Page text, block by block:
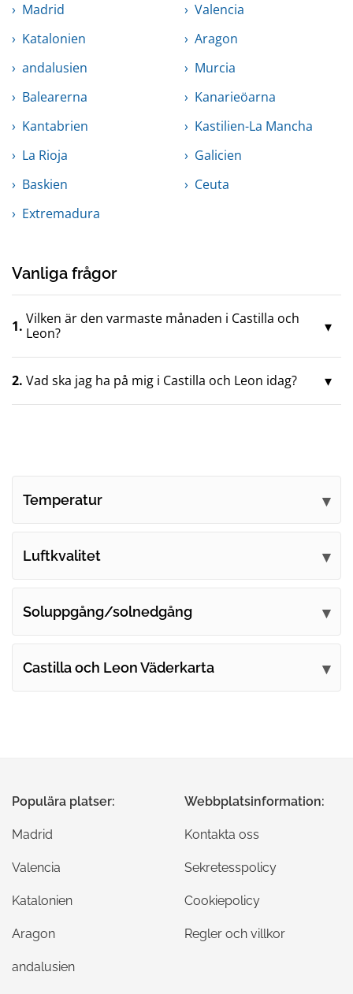
Madrid
Valencia
Katalonien
Aragon
andalusien
Murcia
Balearerna
Kanarieöarna
Kantabrien
Kastilien-La Mancha
La Rioja
Galicien
Baskien
Ceuta
Extremadura
Vanliga frågor
1. Vilken är den varmaste månaden i Castilla och
Leon?
2. Vad ska jag ha på mig i Castilla och Leon idag?
Temperatur
Luftkvalitet
Soluppgång/solnedgång
Castilla och Leon Väderkarta
Populära platser:
Madrid
Valencia
Katalonien
Aragon
andalusien
Webbplatsinformation:
Kontakta oss
Sekretesspolicy
Cookiepolicy
Regler och villkor